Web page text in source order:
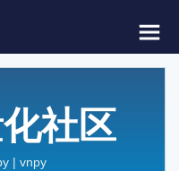
社区
| vnpy